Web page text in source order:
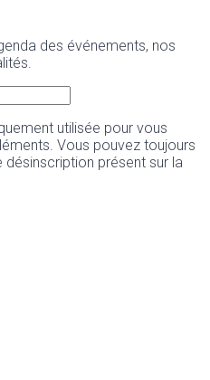
des événements, nos
utilisée pour vous
Vous pouvez toujours
présent sur la